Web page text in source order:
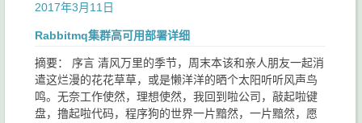
2017年3月11日
Rabbitmq集群高可用部署详细
摘要： 序言 清风万里的季节，周末本该和亲人朋友一起消
遣这烂漫的花花草草，或是懒洋洋的晒个太阳听听风声鸟
鸣。无奈工作使然，理想使然，我回到啦公司，敲起啦键
盘，撸起啦代码，程序狗的世界一片黯然，一片黯然，愿